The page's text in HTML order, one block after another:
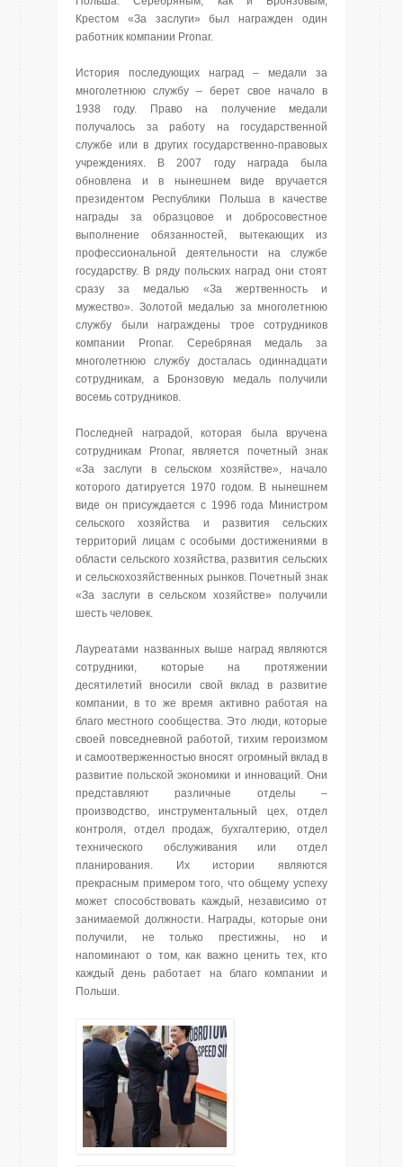
Крестом «За заслуги» был награжден один
работник компании Pronar.
История последующих наград – медали за
многолетнюю службу – берет свое начало в
1938 году. Право на получение медали
получалось за работу на государственной
службе или в других государственно-правовых
учреждениях. В 2007 году награда была
обновлена и в нынешнем виде вручается
президентом Республики Польша в качестве
награды за образцовое и добросовестное
выполнение обязанностей, вытекающих из
профессиональной деятельности на службе
государству. В ряду польских наград они стоят
сразу за медалью «За жертвенность и
мужество». Золотой медалью за многолетнюю
службу были награждены трое сотрудников
компании Pronar. Серебряная медаль за
многолетнюю службу досталась одиннадцати
сотрудникам, а Бронзовую медаль получили
восемь сотрудников.
Последней наградой, которая была вручена
сотрудникам Pronar, является почетный знак
«За заслуги в сельском хозяйстве», начало
которого датируется 1970 годом. В нынешнем
виде он присуждается с 1996 года Министром
сельского хозяйства и развития сельских
территорий лицам с особыми достижениями в
области сельского хозяйства, развития сельских
и сельскохозяйственных рынков. Почетный знак
«За заслуги в сельском хозяйстве» получили
шесть человек.
Лауреатами названных выше наград являются
сотрудники, которые на протяжении
десятилетий вносили свой вклад в развитие
компании, в то же время активно работая на
благо местного сообщества. Это люди, которые
своей повседневной работой, тихим героизмом
и самоотверженностью вносят огромный вклад в
развитие польской экономики и инноваций. Они
представляют различные отделы –
производство, инструментальный цех, отдел
контроля, отдел продаж, бухгалтерию, отдел
технического обслуживания или отдел
планирования. Их истории являются
прекрасным примером того, что общему успеху
может способствовать каждый, независимо от
занимаемой должности. Награды, которые они
получили, не только престижны, но и
напоминают о том, как важно ценить тех, кто
каждый день работает на благо компании и
Польши.